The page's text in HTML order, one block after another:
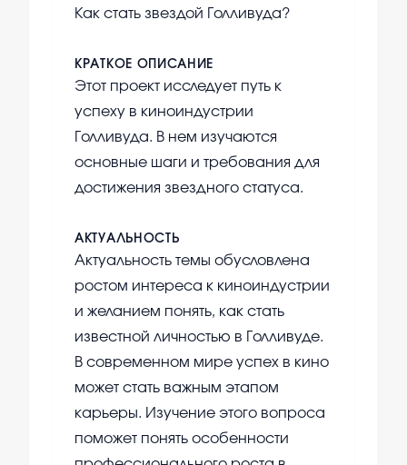
Как стать звездой Голливуда?
КРАТКОЕ ОПИСАНИЕ
Этот проект исследует путь к
успеху в киноиндустрии
Голливуда. В нем изучаются
основные шаги и требования для
достижения звездного статуса.
АКТУАЛЬНОСТЬ
Актуальность темы обусловлена
ростом интереса к киноиндустрии
и желанием понять, как стать
известной личностью в Голливуде.
В современном мире успех в кино
может стать важным этапом
карьеры. Изучение этого вопроса
поможет понять особенности